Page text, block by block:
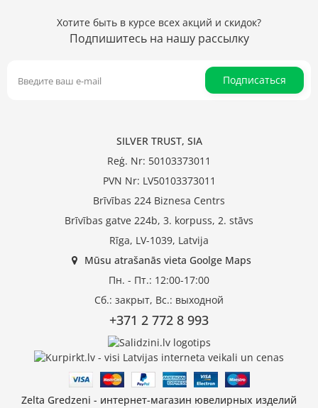
Хотите быть в курсе всех акций и скидок?
Подпишитесь на нашу рассылку
Подписаться
SILVER TRUST, SIA
Reģ. Nr: 50103373011
PVN Nr: LV50103373011
Brīvības 224 Biznesa Centrs
Brīvības gatve 224b, 3. korpuss, 2. stāvs
Rīga, LV-1039, Latvija
Mūsu atrašanās vieta Goolge Maps
Пн. - Пт.: 12:00-17:00
Сб.: закрыт, Вс.: выходной
+371 2 772 8 993
Zelta Gredzeni - интернет-магазин ювелирных изделий